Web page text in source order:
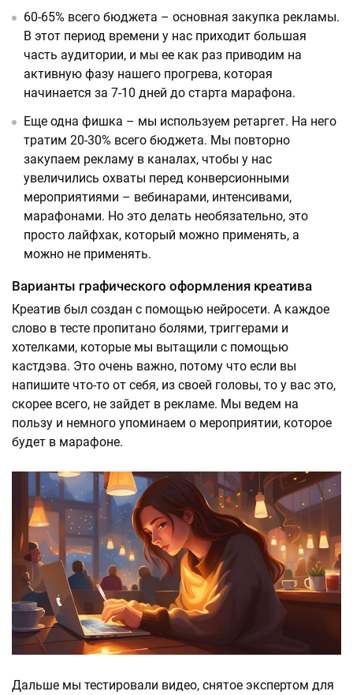
60-65% всего бюджета – основная закупка рекламы.
В этот период времени у нас приходит большая
часть аудитории, и мы ее как раз приводим на
активную фазу нашего прогрева, которая
начинается за 7-10 дней до старта марафона.
Еще одна фишка – мы используем ретаргет. На него
тратим 20-30% всего бюджета. Мы повторно
закупаем рекламу в каналах, чтобы у нас
увеличились охваты перед конверсионными
мероприятиями – вебинарами, интенсивами,
марафонами. Но это делать необязательно, это
просто лайфхак, который можно применять, а
можно не применять.
Варианты графического оформления креатива
Креатив был создан с помощью нейросети. А каждое
слово в тесте пропитано болями, триггерами и
хотелками, которые мы вытащили с помощью
кастдэва. Это очень важно, потому что если вы
напишите что-то от себя, из своей головы, то у вас это,
скорее всего, не зайдет в рекламе. Мы ведем на
пользу и немного упоминаем о мероприятии, которое
будет в марафоне.
Дальше мы тестировали видео, снятое экспертом для